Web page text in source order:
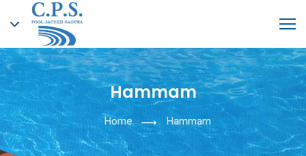
English
Greek
Hammam
Home Hammam